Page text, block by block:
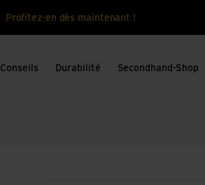
Profitez-en dès maintenant !
Conseils Durabilité Secondhand-Shop